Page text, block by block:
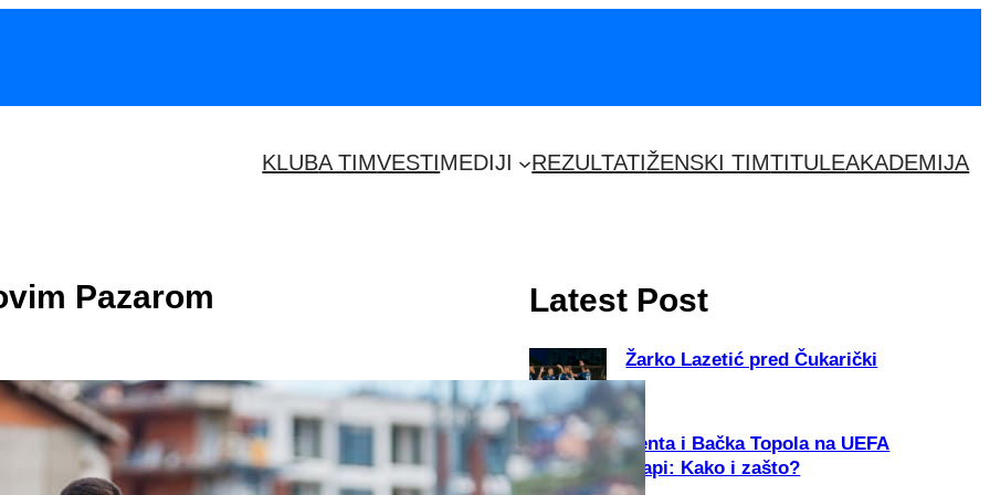
KLUBA TIMVESTIMEDIJI REZULTATIŽENSKI TIMTITULEAKADEMIJA
Pazarom Latest Post
Žarko Lazetić pred Čukarički
Senta i Bačka Topola na UEFA
mapi: Kako i zašto?